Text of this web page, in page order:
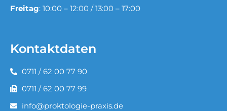
Freitag: 10:00 – 12:00 / 13:00 – 17:00
Kontaktdaten
0711 / 62 00 77 90
0711 / 62 00 77 99
info@proktologie-praxis.de